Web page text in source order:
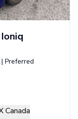
Ioniq
| Preferred